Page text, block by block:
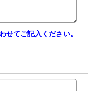
せてご記入ください。